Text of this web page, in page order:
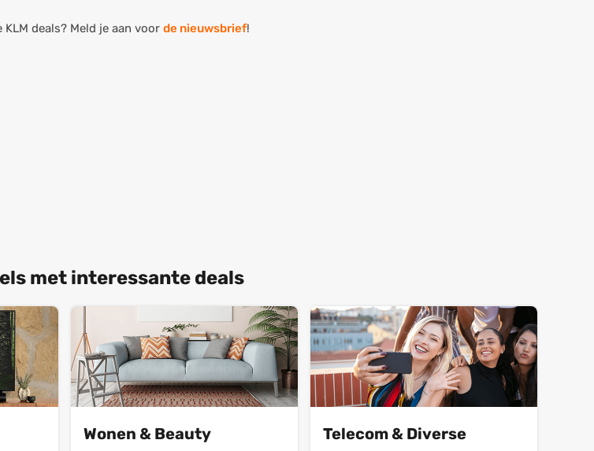
deals? Meld je aan voor de nieuwsbrief!
met interessante deals
Wonen & Beauty Telecom & Diverse